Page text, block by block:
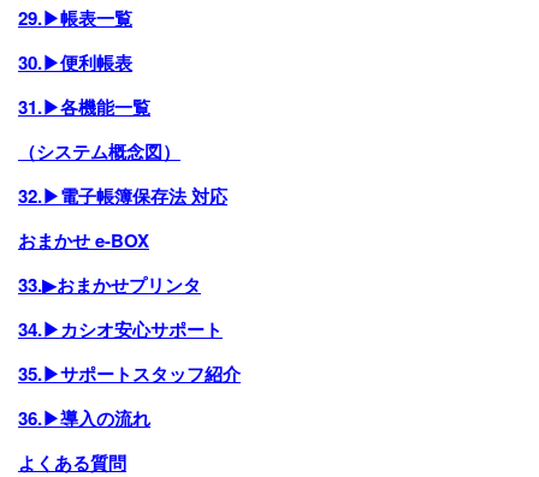
29.▶帳表一覧
30.▶便利帳表
31.▶各機能一覧
（システム概念図）
32.▶電子帳簿保存法 対応
おまかせ e-BOX
33.▶おまかせプリンタ
34.▶カシオ安心サポート
35.▶サポートスタッフ紹介
36.▶導入の流れ
よくある質問